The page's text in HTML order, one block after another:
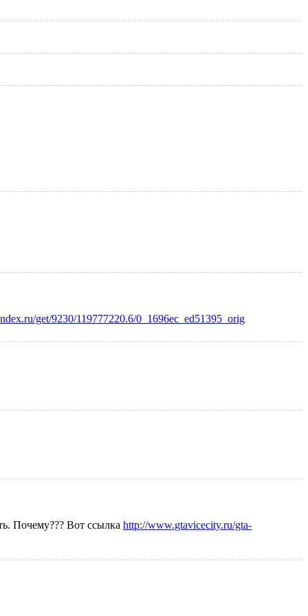
get/9230/119777220.6/0_1696ec_ed51395_orig
Почему??? Вот ссылка http://www.gtavicecity.ru/gta-